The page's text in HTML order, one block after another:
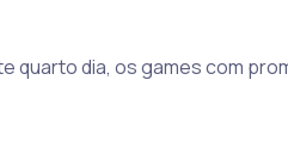
quarto dia, os games com